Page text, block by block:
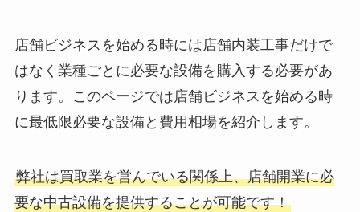
店舗ビジネスを始める時には店舗内装工事だけで
はなく業種ごとに必要な設備を購入する必要があ
ります。このページでは店舗ビジネスを始める時
に最低限必要な設備と費用相場を紹介します。
弊社は買取業を営んでいる関係上、店舗開業に必
要な中古設備を提供することが可能です！